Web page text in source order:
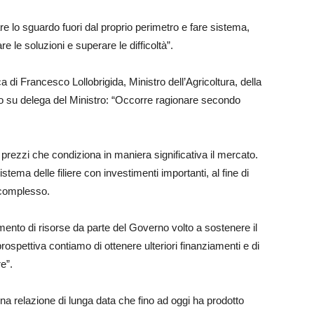
lo sguardo fuori dal proprio perimetro e fare sistema,
le soluzioni e superare le difficoltà”.
di Francesco Lollobrigida, Ministro dell’Agricoltura, della
delega del Ministro: “Occorre ragionare secondo
che condiziona in maniera significativa il mercato.
delle filiere con investimenti importanti, al fine di
di risorse da parte del Governo volto a sostenere il
contiamo di ottenere ulteriori finanziamenti e di
relazione di lunga data che fino ad oggi ha prodotto